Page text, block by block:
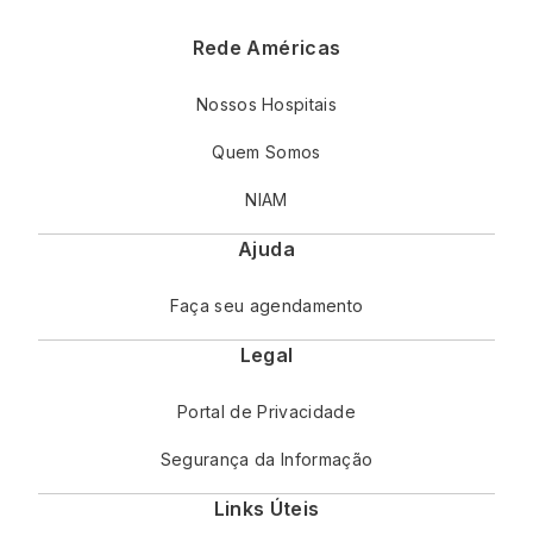
Rede Américas
Nossos Hospitais
Quem Somos
NIAM
Ajuda
Faça seu agendamento
Legal
Portal de Privacidade
Segurança da Informação
Links Úteis